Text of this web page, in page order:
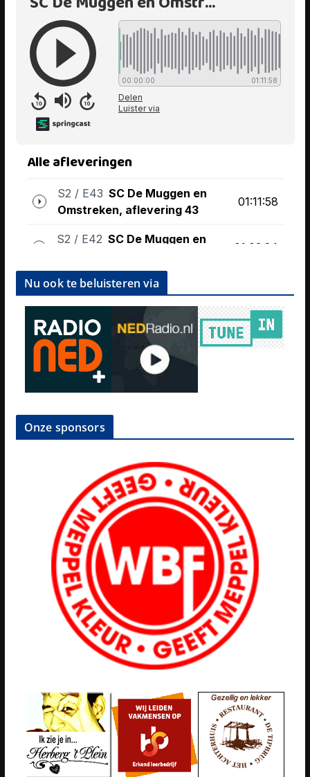
Nu ook te beluisteren via
Onze sponsors